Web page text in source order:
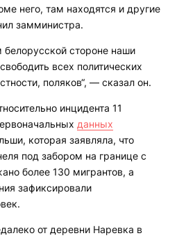
него, там находятся и другие
замминистра.
стороне наши
всех политических
поляков“, — сказал он.
инцидента 11
данных
которая заявляла, что
под забором на границе с
более 130 мигрантов, а
зафиксировали
от деревни Наревка в